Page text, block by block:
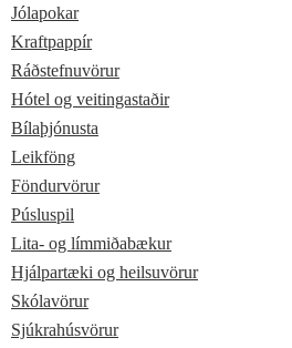
Jólapokar
Kraftpappír
Ráðstefnuvörur
Hótel og veitingastaðir
Bílaþjónusta
Leikföng
Föndurvörur
Púsluspil
Lita- og límmiðabækur
Hjálpartæki og heilsuvörur
Skólavörur
Sjúkrahúsvörur